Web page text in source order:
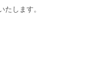
します。